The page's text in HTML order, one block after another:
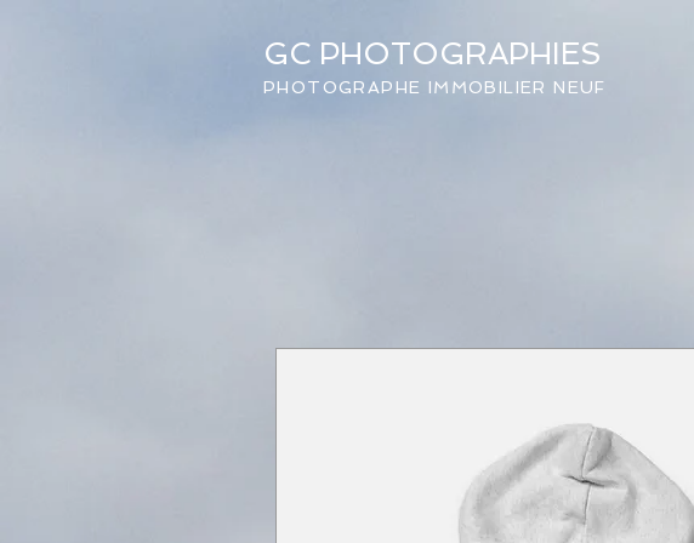
GC PHOTOGRAPHIES
PHOTOGRAPHE IMMOBILIER NEUF